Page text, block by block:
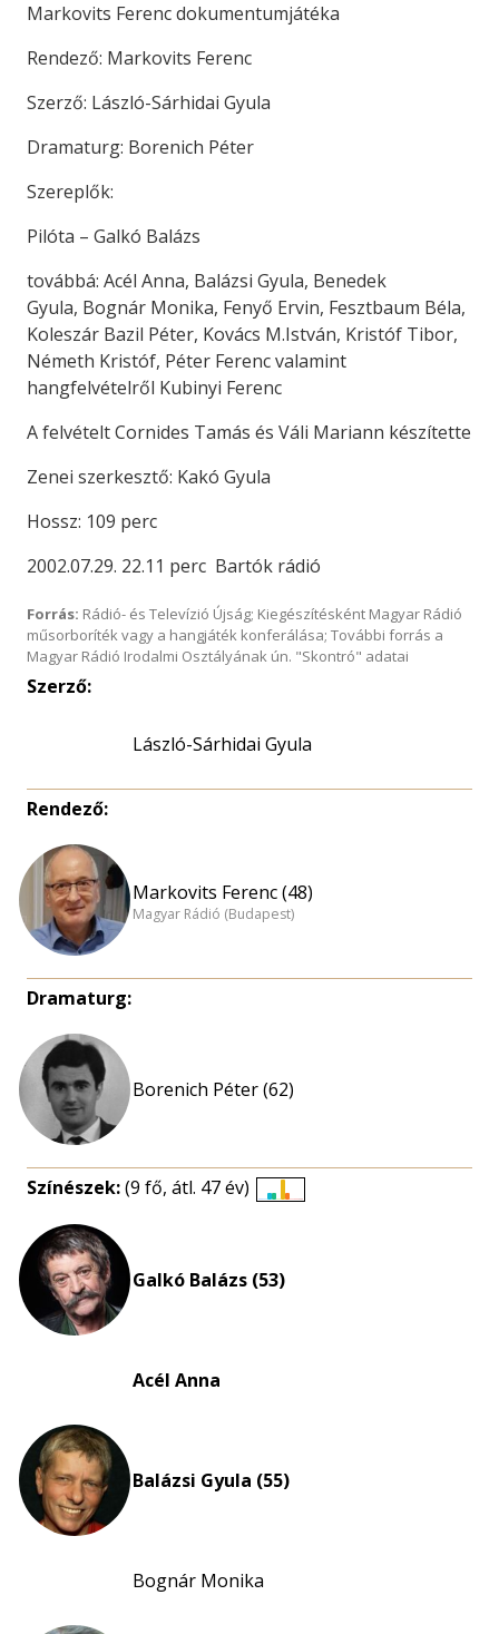
Markovits Ferenc dokumentumjátéka
Rendező: Markovits Ferenc
Szerző: László-Sárhidai Gyula
Dramaturg: Borenich Péter
Szereplők:
Pilóta – Galkó Balázs
továbbá: Acél Anna, Balázsi Gyula, Benedek
Gyula, Bognár Monika, Fenyő Ervin, Fesztbaum Béla,
Koleszár Bazil Péter, Kovács M.István, Kristóf Tibor,
Németh Kristóf, Péter Ferenc valamint
hangfelvételről Kubinyi Ferenc
A felvételt Cornides Tamás és Váli Mariann készítette
Zenei szerkesztő: Kakó Gyula
Hossz: 109 perc
2002.07.29. 22.11 perc Bartók rádió
Forrás: Rádió- és Televízió Újság; Kiegészítésként Magyar Rádió
műsorboríték vagy a hangjáték konferálása; További forrás a
Magyar Rádió Irodalmi Osztályának ún. "Skontró" adatai
Szerző:
László-Sárhidai Gyula
Rendező:
Markovits Ferenc (48)
Magyar Rádió (Budapest)
Dramaturg:
Borenich Péter (62)
Színészek:(9 fő, átl. 47 év)
Galkó Balázs (53)
Acél Anna
Balázsi Gyula (55)
Bognár Monika